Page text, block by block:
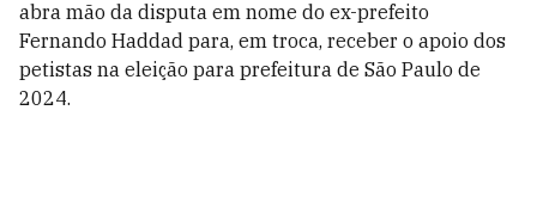
abra mão da disputa em nome do ex-prefeito
Fernando Haddad para, em troca, receber o apoio dos
petistas na eleição para prefeitura de São Paulo de
2024.